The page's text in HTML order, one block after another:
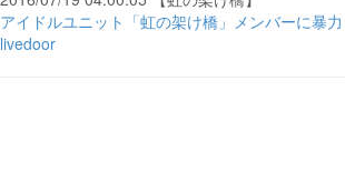
アイドルユニット「虹の架け橋」メンバーに暴
livedoor